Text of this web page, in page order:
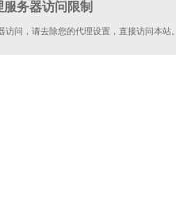
服务器访问限制
问，请去除您的代理设置，直接访问本站。